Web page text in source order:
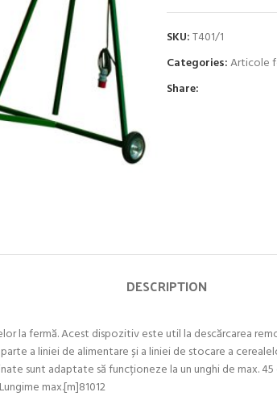
SKU:T401/1
Categories:Articole
Share:
DESCRIPTION
la fermă. Acest dispozitiv este util la descărcarea
a liniei de alimentare și a liniei de stocare a
sunt adaptate să funcționeze la un unghi de max.
max.[m]81012